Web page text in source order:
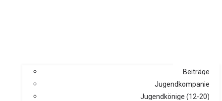
Beiträge
Jugendkompanie
Jugendkönige (12-20)